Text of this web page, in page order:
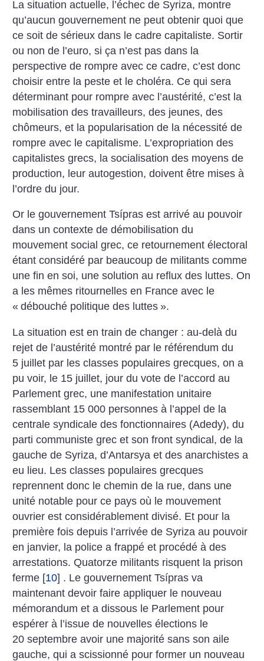
La situation actuelle, l’échec de Syriza, montre
qu’aucun gouvernement ne peut obtenir quoi que
ce soit de sérieux dans le cadre capitaliste. Sortir
ou non de l’euro, si ça n’est pas dans la
perspective de rompre avec ce cadre, c’est donc
choisir entre la peste et le choléra. Ce qui sera
déterminant pour rompre avec l’austérité, c’est la
mobilisation des travailleurs, des jeunes, des
chômeurs, et la popularisation de la nécessité de
rompre avec le capitalisme. L’expropriation des
capitalistes grecs, la socialisation des moyens de
production, leur autogestion, doivent être mises à
l’ordre du jour.
Or le gouvernement Tsípras est arrivé au pouvoir
dans un contexte de démobilisation du
mouvement social grec, ce retournement électoral
étant considéré par beaucoup de militants comme
une fin en soi, une solution au reflux des luttes. On
a les mêmes ritournelles en France avec le
« débouché politique des luttes ».
La situation est en train de changer : au-delà du
rejet de l’austérité montré par le référendum du
5 juillet par les classes populaires grecques, on a
pu voir, le 15 juillet, jour du vote de l’accord au
Parlement grec, une manifestation unitaire
rassemblant 15 000 personnes à l’appel de la
centrale syndicale des fonctionnaires (Adedy), du
parti communiste grec et son front syndical, de la
gauche de Syriza, d’Antarsya et des anarchistes a
eu lieu. Les classes populaires grecques
reprennent donc le chemin de la rue, dans une
unité notable pour ce pays où le mouvement
ouvrier est considérablement divisé. Et pour la
première fois depuis l’arrivée de Syriza au pouvoir
en janvier, la police a frappé et procédé à des
arrestations. Quatorze militants risquent la prison
ferme [10] . Le gouvernement Tsípras va
maintenant devoir faire appliquer le nouveau
mémorandum et a dissous le Parlement pour
espérer à l’issue de nouvelles élections le
20 septembre avoir une majorité sans son aile
gauche, qui a scissionné pour former un nouveau